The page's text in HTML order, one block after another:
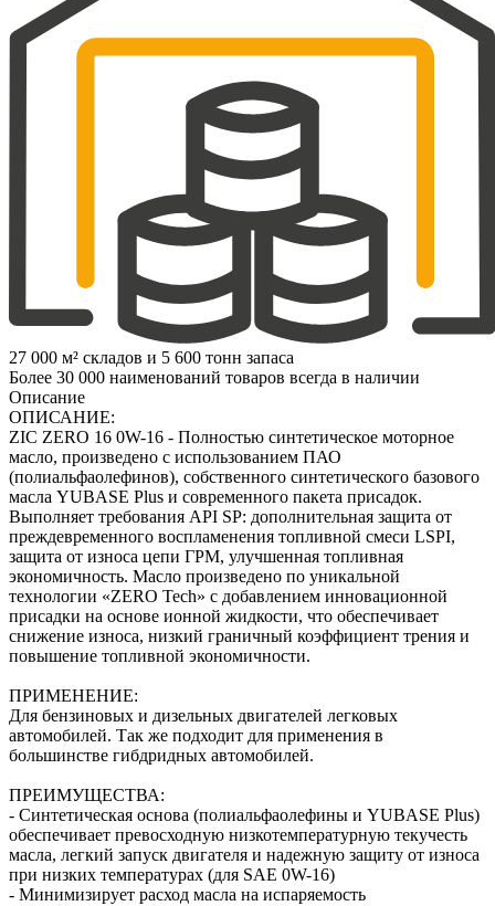
27 000 м² складов и 5 600 тонн запаса
Более 30 000 наименований товаров всегда в наличии
Описание
ОПИСАНИЕ:
ZIC ZERO 16 0W-16 - Полностью синтетическое моторное
масло, произведено с использованием ПАО
(полиальфаолефинов), собственного синтетического базового
масла YUBASE Plus и современного пакета присадок.
Выполняет требования API SP: дополнительная защита от
преждевременного воспламенения топливной смеси LSPI,
защита от износа цепи ГРМ, улучшенная топливная
экономичность. Масло произведено по уникальной
технологии «ZERO Tech» с добавлением инновационной
присадки на основе ионной жидкости, что обеспечивает
снижение износа, низкий граничный коэффициент трения и
повышение топливной экономичности.
ПРИМЕНЕНИЕ:
Для бензиновых и дизельных двигателей легковых
автомобилей. Так же подходит для применения в
большинстве гибдридных автомобилей.
ПРЕИМУЩЕСТВА:
- Синтетическая основа (полиальфаолефины и YUBASE Plus)
обеспечивает превосходную низкотемпературную текучесть
масла, легкий запуск двигателя и надежную защиту от износа
при низких температурах (для SAE 0W-16)
- Минимизирует расход масла на испаряемость